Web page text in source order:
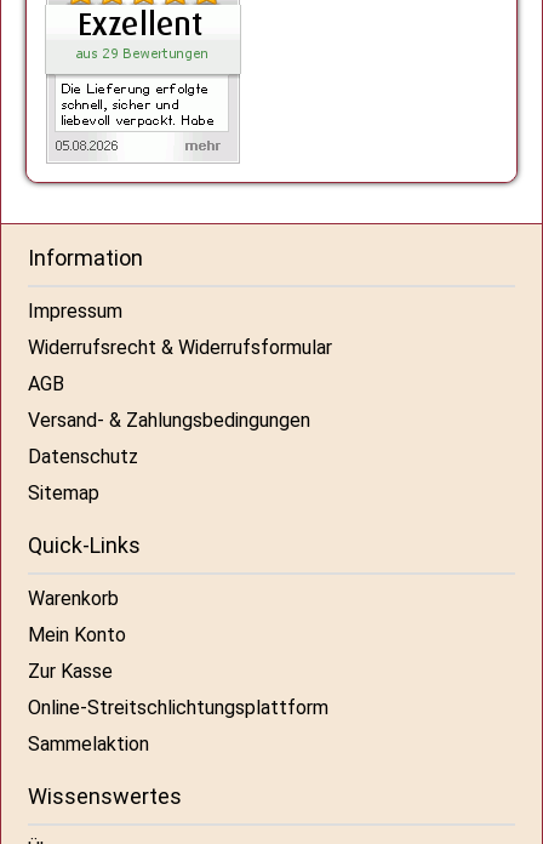
Information
Impressum
Widerrufsrecht & Widerrufsformular
AGB
Versand- & Zahlungsbedingungen
Datenschutz
Sitemap
Quick-Links
Warenkorb
Mein Konto
Zur Kasse
Online-Streitschlichtungsplattform
Sammelaktion
Wissenswertes